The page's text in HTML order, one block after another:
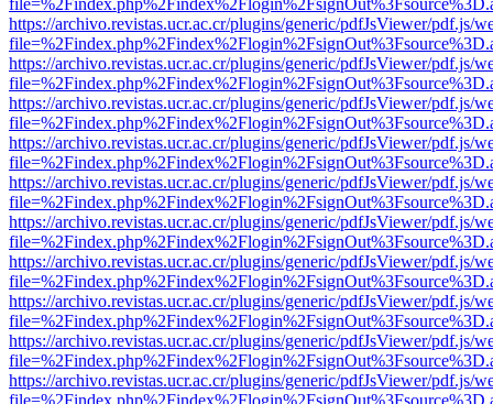
https://archivo.revistas.ucr.ac.cr/plugins/generic/pdfJsViewer/pdf.js/
https://archivo.revistas.ucr.ac.cr/plugins/generic/pdfJsViewer/pdf.js/
https://archivo.revistas.ucr.ac.cr/plugins/generic/pdfJsViewer/pdf.js/
https://archivo.revistas.ucr.ac.cr/plugins/generic/pdfJsViewer/pdf.js/
https://archivo.revistas.ucr.ac.cr/plugins/generic/pdfJsViewer/pdf.js/
https://archivo.revistas.ucr.ac.cr/plugins/generic/pdfJsViewer/pdf.js/
https://archivo.revistas.ucr.ac.cr/plugins/generic/pdfJsViewer/pdf.js/
https://archivo.revistas.ucr.ac.cr/plugins/generic/pdfJsViewer/pdf.js/
https://archivo.revistas.ucr.ac.cr/plugins/generic/pdfJsViewer/pdf.js/
https://archivo.revistas.ucr.ac.cr/plugins/generic/pdfJsViewer/pdf.js/